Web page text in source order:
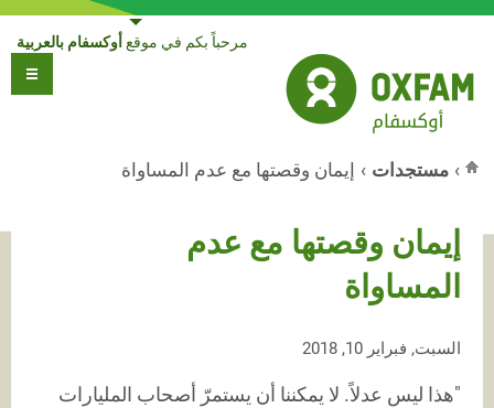
مرحباً بكم في موقع أوكسفام بالعربية
› مستجدات › إيمان وقصتها مع عدم المساواة
إيمان وقصتها مع عدم
المساواة
السبت, فبراير 10, 2018
"هذا ليس عدلاً. لا يمكننا أن يستمرّ أصحاب المليارات